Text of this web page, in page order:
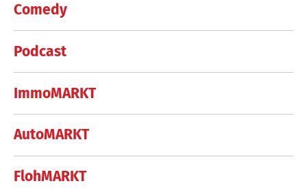
Comedy
Podcast
ImmoMARKT
AutoMARKT
FlohMARKT